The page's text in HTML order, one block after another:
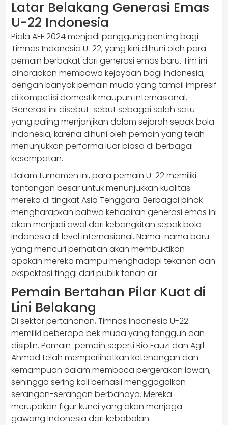
Latar Belakang Generasi Emas
U-22 Indonesia
Piala AFF 2024 menjadi panggung penting bagi
Timnas Indonesia U-22, yang kini dihuni oleh para
pemain berbakat dari generasi emas baru. Tim ini
diharapkan membawa kejayaan bagi Indonesia,
dengan banyak pemain muda yang tampil impresif
di kompetisi domestik maupun internasional.
Generasi ini disebut-sebut sebagai salah satu
yang paling menjanjikan dalam sejarah sepak bola
Indonesia, karena dihuni oleh pemain yang telah
menunjukkan performa luar biasa di berbagai
kesempatan.
Dalam turnamen ini, para pemain U-22 memiliki
tantangan besar untuk menunjukkan kualitas
mereka di tingkat Asia Tenggara. Berbagai pihak
mengharapkan bahwa kehadiran generasi emas ini
akan menjadi awal dari kebangkitan sepak bola
Indonesia di level internasional. Nama-nama baru
yang mencuri perhatian akan membuktikan
apakah mereka mampu menghadapi tekanan dan
ekspektasi tinggi dari publik tanah air.
Pemain Bertahan Pilar Kuat di
Lini Belakang
Di sektor pertahanan, Timnas Indonesia U-22
memiliki beberapa bek muda yang tangguh dan
disiplin. Pemain-pemain seperti Rio Fauzi dan Agil
Ahmad telah memperlihatkan ketenangan dan
kemampuan dalam membaca pergerakan lawan,
sehingga sering kali berhasil menggagalkan
serangan-serangan berbahaya. Mereka
merupakan figur kunci yang akan menjaga
gawang Indonesia dari kebobolan.